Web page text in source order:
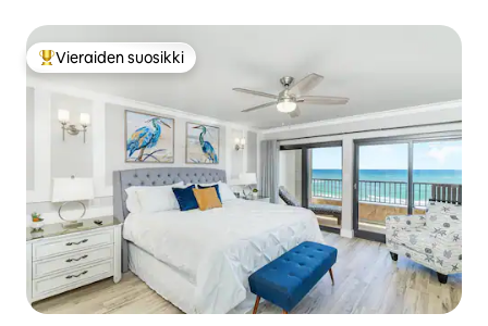
Vieraiden suosikkien parhaimmistoa
Vieraiden suosikki